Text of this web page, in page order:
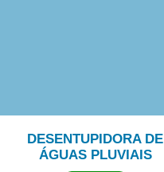
DESENTUPIDORA DE
ÁGUAS PLUVIAIS